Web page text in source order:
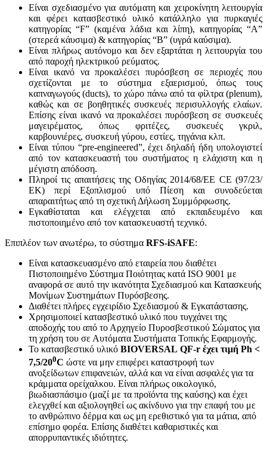
Είναι σχεδιασμένο για αυτόματη και χειροκίνητη λειτουργία
και φέρει κατασβεστικό υλικό κατάλληλο για πυρκαγιές
κατηγορίας “F” (καμένα λάδια και λίπη), κατηγορίας “A”
(στερεά κάυσιμα) & κατηγορίας “B” (υγρά καύσιμα).
Είναι πλήρως αυτόνομο και δεν εξαρτάται η λειτουργία του
από παροχή ηλεκτρικού ρεύματος.
Είναι ικανό να προκαλέσει πυρόσβεση σε περιοχές που
σχετίζονται με το σύστημα εξαερισμού, όπως τους
καπναγωγούς (ducts), το χώρο πάνω από τα φίλτρα (plenum),
καθώς και σε βοηθητικές συσκευές περισυλλογής ελαίων.
Επίσης είναι ικανό να προκαλέσει πυρόσβεση σε συσκευές
μαγειρέματος, όπως φριτέζες, συσκευές γκριλ,
καρβουνιέρες, συσκευή γύρου, εστίες, τηγάνια κλπ.
Είναι τύπου “pre-engineered”, έχει δηλαδή ήδη υπολογιστεί
από τον κατασκευαστή του συστήματος η ελάχιστη και η
μέγιστη απόδοση.
Πληροί τις απαιτήσεις της Οδηγίας 2014/68/ΕΕ CE (97/23/
ΕΚ) περί Εξοπλισμού υπό Πίεση και συνοδεύεται
απαραιτήτως από τη σχετική Δήλωση Συμμόρφωσης.
Εγκαθίσταται και ελέγχεται από εκπαιδευμένο και
πιστοποιημένο από τον κατασκευαστή τεχνικό.
Επιπλέον των ανωτέρω, το σύστημα RFS-iSAFE:
Eίναι κατασκευασμένο από εταιρεία που διαθέτει
Πιστοποιημένο Σύστημα Ποιότητας κατά ISO 9001 με
αναφορά σε αυτό την ικανότητα Σχεδιασμού και Κατασκευής
Μονίμων Συστημάτων Πυρόσβεσης.
Διαθέτει πλήρες εγχειρίδιο Σχεδιασμού & Εγκατάστασης.
Χρησιμοποιεί κατασβεστικό υλικό που τυγχάνει της
αποδοχής του από το Αρχηγείο Πυροσβεστικού Σώματος για
τη χρήση του σε Αυτόματα Συστήματα Τοπικής Εφαρμογής.
Το κατασβεστικό υλικό BIOVERSAL QF-r έχει τιμή Ph <
7,5/200C ώστε να μην επιφέρει καταστροφή των
ανοξείδωτων επιφανειών, αλλά και να είναι ασφαλές για τα
κράμματα ορείχαλκου. Είναι πλήρως οικολογικό,
βιωδιασπάσιμο (μαζί με τα προϊόντα της καύσης) και έχει
ελεγχθεί και αξιολογηθεί ως ακίνδυνο για την επαφή του με
το ανθρώπινο δέρμα και ως μη ερεθιστικό για τα μάτια, από
επίσημο φορέα. Επίσης διαθέτει καθαριστικές και
απορρυπαντικές ιδιότητες.